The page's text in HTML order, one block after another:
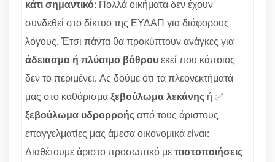
κάτι σημαντικό: Πολλά οικήματα δεν έχουν
συνδεθεί στο δίκτυο της ΕΥΔΑΠ για διάφορους
λόγους. Έτσι πάντα θα προκύπτουν ανάγκες για
άδειασμα ή πλύσιμο βόθρουεκεί που κάποιος
δεν το περιμένει. Ας δούμε ότι τα πλεονεκτήματά
μας στο καθάρισμαξεβούλωμα λεκάνης ή ✅
ξεβούλωμα υδρορροήςαπό τους άριστους
επαγγελματίες μας άμεσα οικονομικά είναι:
Διαθέτουμε άριστο προσωπικό μεπιστοποιήσεις